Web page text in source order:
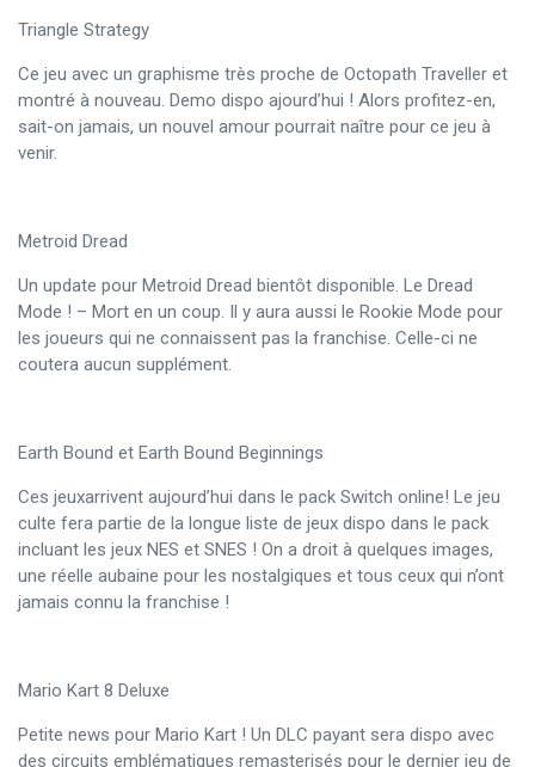
Triangle Strategy
Ce jeu avec un graphisme très proche de Octopath Traveller et
montré à nouveau. Demo dispo ajourd’hui ! Alors profitez-en,
sait-on jamais, un nouvel amour pourrait naître pour ce jeu à
venir.
Metroid Dread
Un update pour Metroid Dread bientôt disponible. Le Dread
Mode ! – Mort en un coup. Il y aura aussi le Rookie Mode pour
les joueurs qui ne connaissent pas la franchise. Celle-ci ne
coutera aucun supplément.
Earth Bound et Earth Bound Beginnings
Ces jeuxarrivent aujourd’hui dans le pack Switch online! Le jeu
culte fera partie de la longue liste de jeux dispo dans le pack
incluant les jeux NES et SNES ! On a droit à quelques images,
une réelle aubaine pour les nostalgiques et tous ceux qui n’ont
jamais connu la franchise !
Mario Kart 8 Deluxe
Petite news pour Mario Kart ! Un DLC payant sera dispo avec
des circuits emblématiques remasterisés pour le dernier jeu de